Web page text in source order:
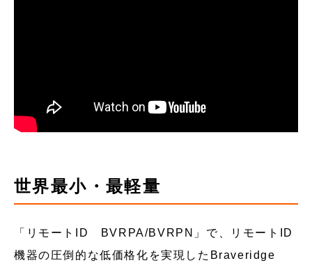
世界最小・最軽量
「リモートID BVRPA/BVRPN」で、リモートID
機器の圧倒的な低価格化を実現したBraveridge